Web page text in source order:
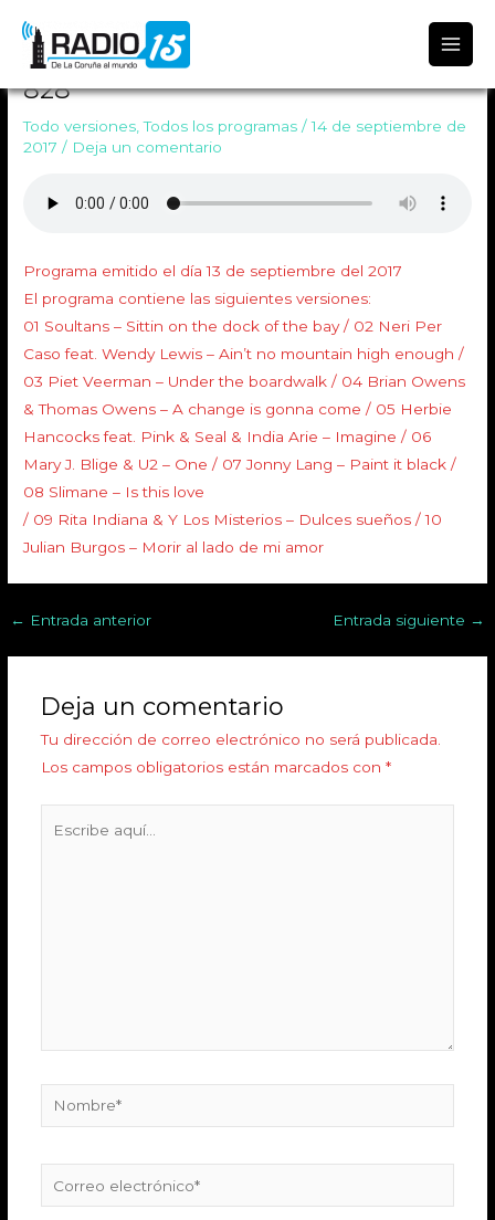
PROGRAMA TODO VERSIONES
828
Todo versiones ,Todos los programas /14 de septiembre de
2017/ Deja un comentario
Programa emitido el día 13 de septiembre del 2017
El programa contiene las siguientes versiones:
01 Soultans – Sittin on the dock of the bay / 02 Neri Per
Caso feat. Wendy Lewis – Ain’t no mountain high enough /
03 Piet Veerman – Under the boardwalk / 04 Brian Owens
& Thomas Owens – A change is gonna come / 05 Herbie
Hancocks feat. Pink & Seal & India Arie – Imagine / 06
Mary J. Blige & U2 – One / 07 Jonny Lang – Paint it black /
08 Slimane – Is this love
/ 09 Rita Indiana & Y Los Misterios – Dulces sueños / 10
Julian Burgos – Morir al lado de mi amor
← Entrada anterior Entrada siguiente →
Deja un comentario
Tu dirección de correo electrónico no será publicada.
Los campos obligatorios están marcados con *